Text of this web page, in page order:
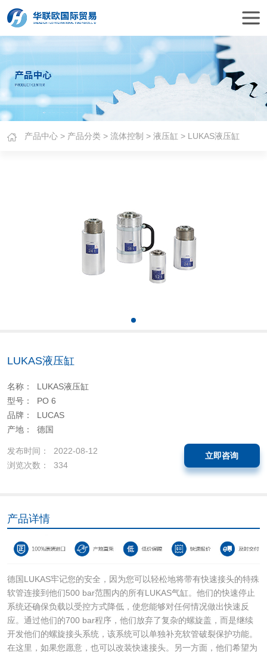
产品中心 > 产品分类 >流体控制 >液压缸 > LUKAS液压缸
LUKAS液压缸
名称： LUKAS液压缸
型号： PO 6
品牌： LUCAS
产地： 德国
发布时间： 2022-08-12
浏览次数： 334
立即咨询
产品详情
德国LUKAS牢记您的安全，因为您可以轻松地将带有快速接头的特殊
软管连接到他们500 bar范围内的所有LUKAS气缸。他们的快速停止
系统还确保负载以受控方式降低，使您能够对任何情况做出快速反
应。通过他们的700 bar程序，他们放弃了复杂的螺旋盖，而是继续
开发他们的螺旋接头系统，该系统可以单独补充软管破裂保护功能。
在这里，如果您愿意，也可以改装快速接头。另一方面，他们希望为